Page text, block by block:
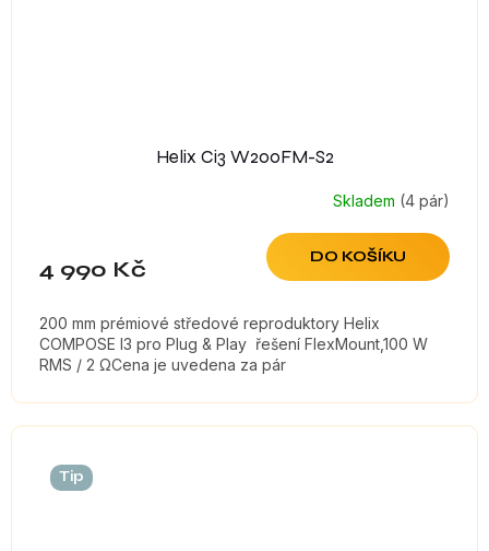
Helix Ci3 W200FM-S2
Skladem (4 pár)
4 990 Kč DO KOŠÍKU
200 mm prémiové středové reproduktory Helix
COMPOSE I3 pro Plug & Play řešení FlexMount,100 W
RMS / 2 ΩCena je uvedena za pár
Tip